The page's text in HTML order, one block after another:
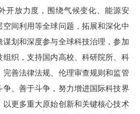
开放力度，围绕气候变化、能源安
间利用等全球问题，拓展和深化中
谋划和深度参与全球科技治理，参加
组织，支持国内高校、科研院所、科
完善法律法规、伦理审查规则和监管
争、善于斗争，努力增进国际科技界
以更多重大原始创新和关键核心技术